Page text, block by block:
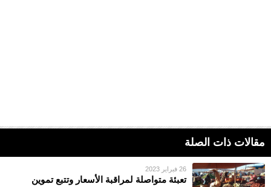
مقالات ذات الصلة
26 فبراير 2023
تعبئة متواصلة لمراقبة الأسعار وتتبع تموين